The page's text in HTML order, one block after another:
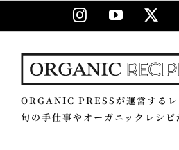
Instagram
YouTube
ORGANIC PRESSが運営するレ
旬の手仕事やオーガニックレシピ